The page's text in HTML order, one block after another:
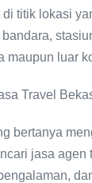
titik lokasi
maupun luar
bertanya
jasa agen